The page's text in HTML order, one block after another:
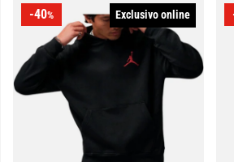
-40% Exclusivo online